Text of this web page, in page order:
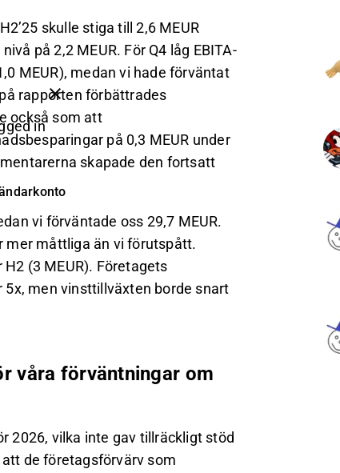
skulle stiga till 2,6 MEUR
på 2,2 MEUR. För Q4 låg EBITA-
MEUR), medan vi hade förväntat
rapporten förbättrades
också som att
på 0,3 MEUR under
skapade den fortsatt
vi förväntade oss 29,7 MEUR.
mer måttliga än vi förutspått.
(3 MEUR). Företagets
men vinsttillväxten borde snart
våra förväntningar om
2026, vilka inte gav tillräckligt stöd
de företagsförvärv som
in